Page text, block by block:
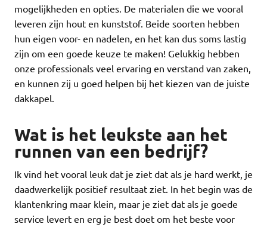
mogelijkheden en opties. De materialen die we vooral
leveren zijn hout en kunststof. Beide soorten hebben
hun eigen voor- en nadelen, en het kan dus soms lastig
zijn om een goede keuze te maken! Gelukkig hebben
onze professionals veel ervaring en verstand van zaken,
en kunnen zij u goed helpen bij het kiezen van de juiste
dakkapel.
Wat is het leukste aan het
runnen van een bedrijf?
Ik vind het vooral leuk dat je ziet dat als je hard werkt, je
daadwerkelijk positief resultaat ziet. In het begin was de
klantenkring maar klein, maar je ziet dat als je goede
service levert en erg je best doet om het beste voor